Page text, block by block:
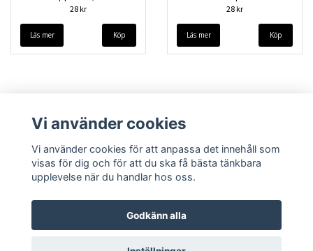
28 kr
Läs mer
28 kr
Läs mer
Köpvillkor Kontakt
Vi använder cookies
Vi använder cookies för att anpassa det innehåll som
visas för dig och för att du ska få bästa tänkbara
upplevelse när du handlar hos oss.
Godkänn alla